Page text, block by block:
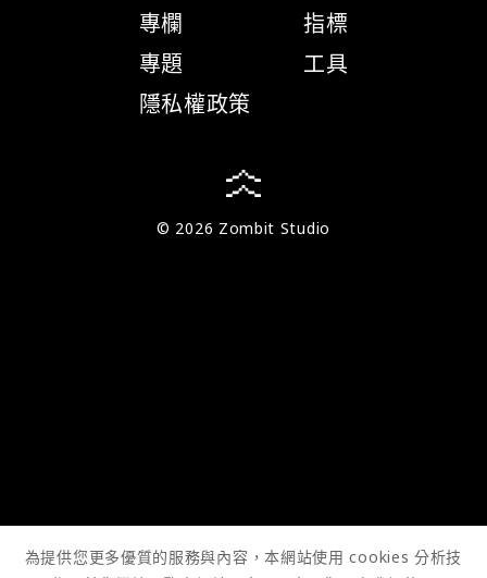
專欄
專題
隱私權政策
指標
工具
© 2026 Zombit Studio
為提供您更多優質的服務與內容，本網站使用 cookies 分析技